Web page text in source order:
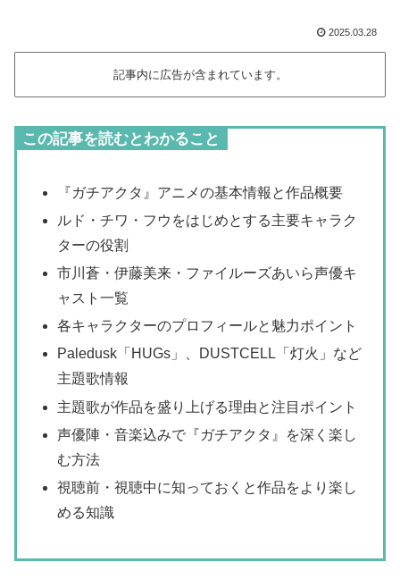
2025.03.28
記事内に広告が含まれています。
この記事を読むとわかること
『ガチアクタ』アニメの基本情報と作品概要
ルド・チワ・フウをはじめとする主要キャラク
ターの役割
市川蒼・伊藤美来・ファイルーズあいら声優キ
ャスト一覧
各キャラクターのプロフィールと魅力ポイント
Paledusk「HUGs」、DUSTCELL「灯火」など
主題歌情報
主題歌が作品を盛り上げる理由と注目ポイント
声優陣・音楽込みで『ガチアクタ』を深く楽し
む方法
視聴前・視聴中に知っておくと作品をより楽し
める知識